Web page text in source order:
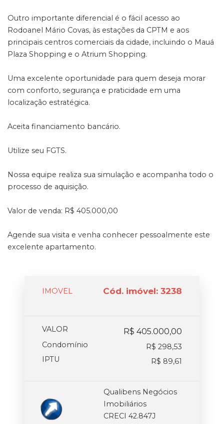
Outro importante diferencial é o fácil acesso ao
Rodoanel Mário Covas, às estações da CPTM e aos
principais centros comerciais da cidade, incluindo o Mauá
Plaza Shopping e o Atrium Shopping.
Uma excelente oportunidade para quem deseja morar
com conforto, segurança e praticidade em uma
localização estratégica.
Aceita financiamento bancário.
Utilize seu FGTS.
Nossa equipe realiza sua simulação e acompanha todo o
processo de aquisição.
Valor de venda: R$ 405.000,00
Agende sua visita e venha conhecer pessoalmente este
excelente apartamento.
IMOVEL Cód. imóvel: 3238
VALOR R$ 405.000,00
Condomínio
R$ 298,53
IPTU
R$ 89,61
Qualibens Negócios
Imobiliários
CRECI 42.847J